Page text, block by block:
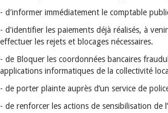
- d'informer immédiatement le comptable
- d'identifier les paiements déjà réalisés, à
effectuer les rejets et blocages nécessaires.
- de Bloquer les coordonnées bancaires
applications informatiques de la collectivité
- de porter plainte auprès d’un service de
- de renforcer les actions de sensibilisation de